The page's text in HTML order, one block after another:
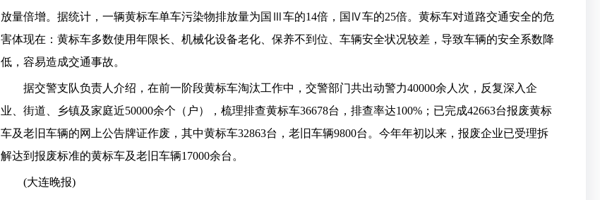
放量倍增。据统计，一辆黄标车单车污染物排放量为国Ⅲ车的14倍，国Ⅳ车的25倍。黄标车对道路交通安全的危
害体现在：黄标车多数使用年限长、机械化设备老化、保养不到位、车辆安全状况较差，导致车辆的安全系数降
低，容易造成交通事故。
据交警支队负责人介绍，在前一阶段黄标车淘汰工作中，交警部门共出动警力40000余人次，反复深入企
业、街道、乡镇及家庭近50000余个（户），梳理排查黄标车36678台，排查率达100%；已完成42663台报废黄标
车及老旧车辆的网上公告牌证作废，其中黄标车32863台，老旧车辆9800台。今年年初以来，报废企业已受理拆
解达到报废标准的黄标车及老旧车辆17000余台。
(大连晚报)